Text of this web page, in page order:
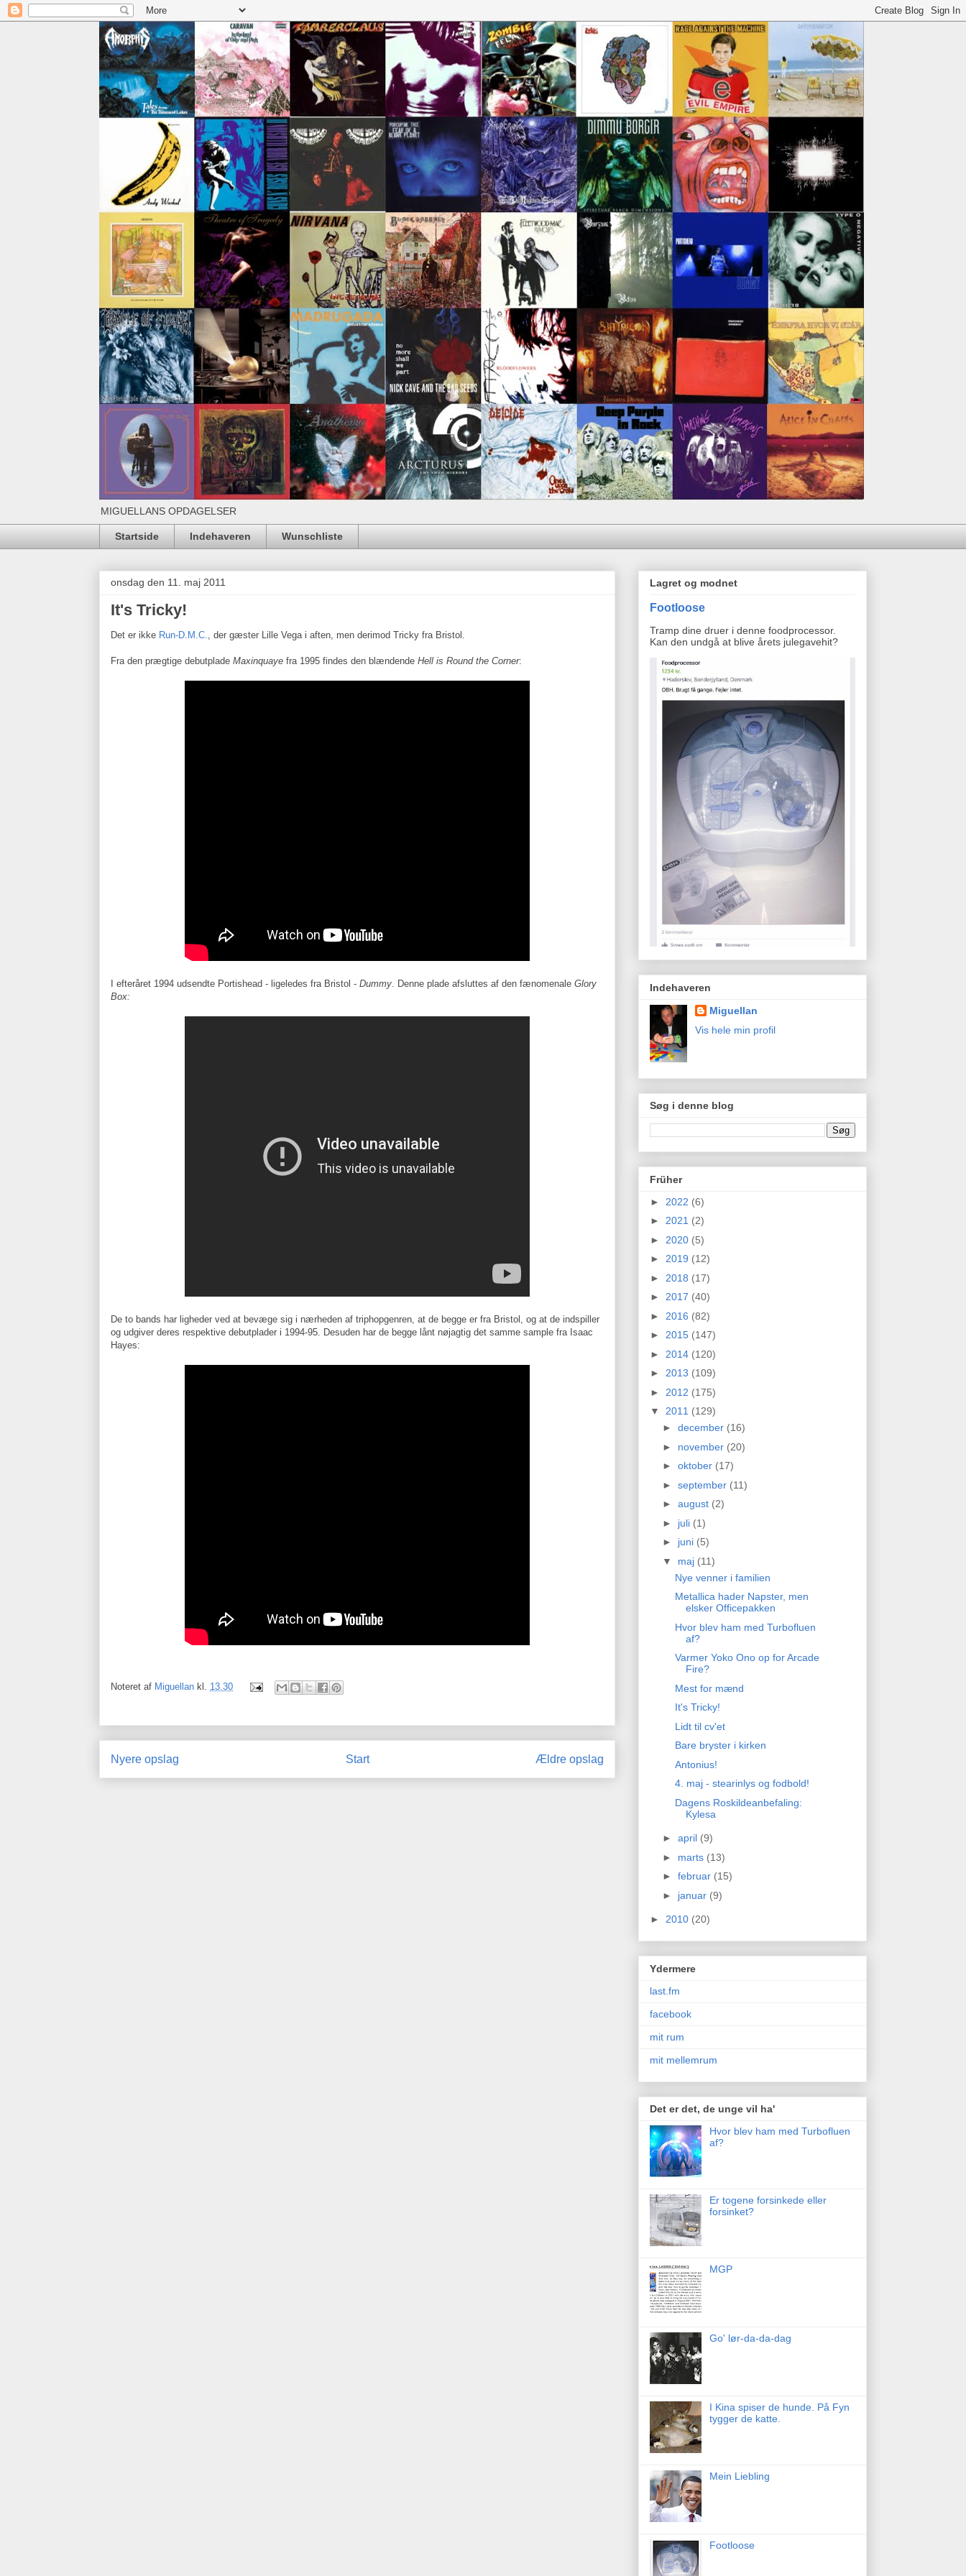
MIGUELLANS OPDAGELSER
Startside Indehaveren Wunschliste
onsdag den 11. maj 2011
It's Tricky!
Det er ikke Run-D.M.C. , der gæster Lille Vega i aften, men derimod Tricky fra Bristol.
Fra den prægtige debutplade Maxinquaye fra 1995 findes den blændende Hell is Round the Corner:
I efteråret 1994 udsendte Portishead - ligeledes fra Bristol - Dummy . Denne plade afsluttes af den fænomenale Glory
Box:
De to bands har ligheder ved at bevæge sig i nærheden af triphopgenren, at de begge er fra Bristol, og at de indspiller
og udgiver deres respektive debutplader i 1994-95. Desuden har de begge lånt nøjagtig det samme sample fra Isaac
Hayes:
Noteret af Miguellan kl. 13.30
Nyere opslag Ældre opslag
Start
Lagret og modnet
Footloose
Tramp dine druer i denne foodprocessor.
Kan den undgå at blive årets julegavehit?
Indehaveren
Miguellan
Vis hele min profil
Søg i denne blog
Früher
► 2022 (6)
► 2021 (2)
► 2020 (5)
► 2019 (12)
► 2018 (17)
► 2017 (40)
► 2016 (82)
► 2015 (147)
► 2014 (120)
► 2013 (109)
► 2012 (175)
▼ 2011 (129)
► december (16)
► november (20)
► oktober (17)
► september (11)
► august (2)
► juli (1)
► juni (5)
▼ maj (11)
Nye venner i familien
Metallica hader Napster, men
elsker Officepakken
Hvor blev ham med Turbofluen
af?
Varmer Yoko Ono op for Arcade
Fire?
Mest for mænd
It's Tricky!
Lidt til cv'et
Bare bryster i kirken
Antonius!
4. maj - stearinlys og fodbold!
Dagens Roskildeanbefaling:
Kylesa
► april (9)
► marts (13)
► februar (15)
► januar (9)
► 2010 (20)
Ydermere
last.fm
facebook
mit rum
mit mellemrum
Det er det, de unge vil ha'
Hvor blev ham med Turbofluen
af?
Er togene forsinkede eller
forsinket?
MGP
Go' lør-da-da-dag
I Kina spiser de hunde. På Fyn
tygger de katte.
Mein Liebling
Footloose